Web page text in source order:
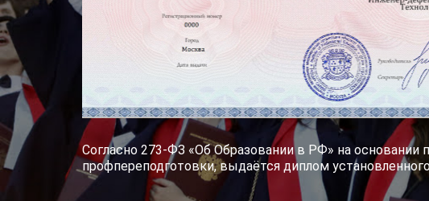
Согласно 273-ФЗ «Об Образовании в РФ» на
профпереподготовки, выдаётся диплом